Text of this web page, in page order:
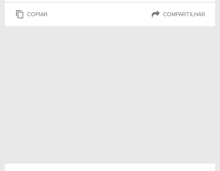
COPIAR COMPARTILHAR